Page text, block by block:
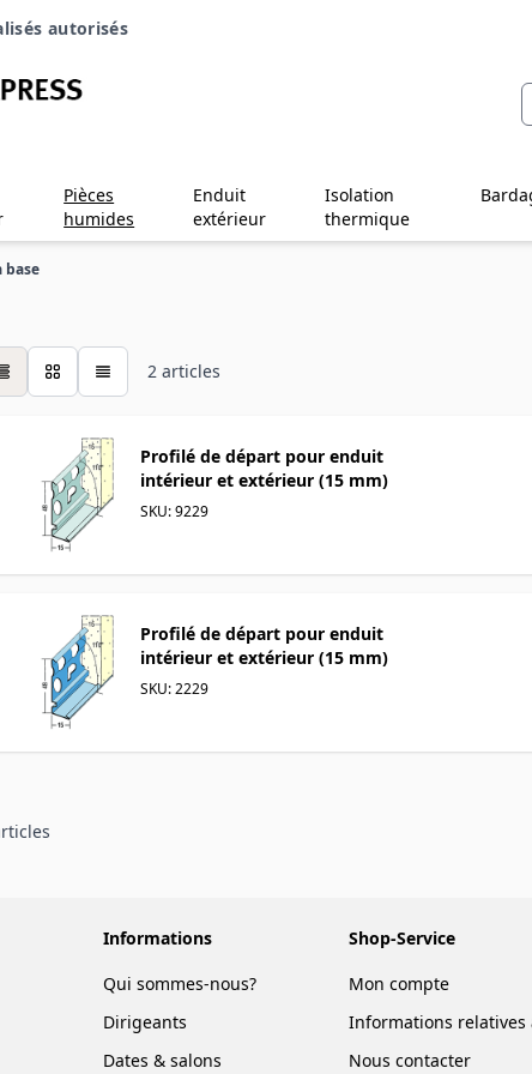
autorisés
Pièces
humides
Enduit
extérieur
Isolation
thermique
base
2 articles
table
Profilé de départ pour enduit
intérieur et extérieur (15 mm)
SKU: 9229
Profilé de départ pour enduit
intérieur et extérieur (15 mm)
SKU: 2229
Informations
Qui sommes-nous?
Dirigeants
Dates & salons
Shop-Service
Mon compte
Informations relatives
Nous contacter